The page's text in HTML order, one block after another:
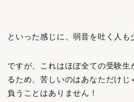
といった感じに、弱音を吐く人も
ですが、これはほぼ全ての受験生
るため、苦しいのはあなただけじ
負うことはありません！